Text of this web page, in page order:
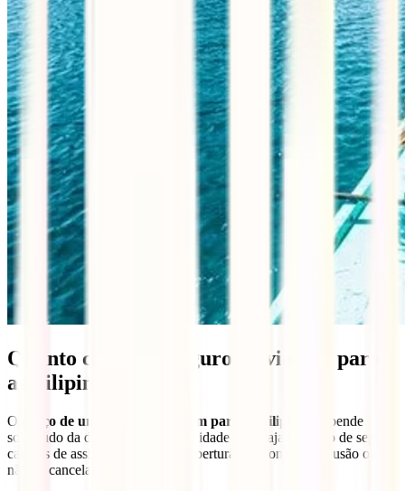
Quanto custa um seguro de viagem para
as Filipinas?
O preço de um seguro de viagem para as Filipinas
depende
sobretudo da duração da viagem, idade dos viajantes, tipo de seguro,
capitais de assistência médica, coberturas opcionais e inclusão ou
não de cancelamento.